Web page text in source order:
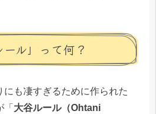
ル」って何？
にも凄すぎるために作られた
大谷ルール（Ohtani